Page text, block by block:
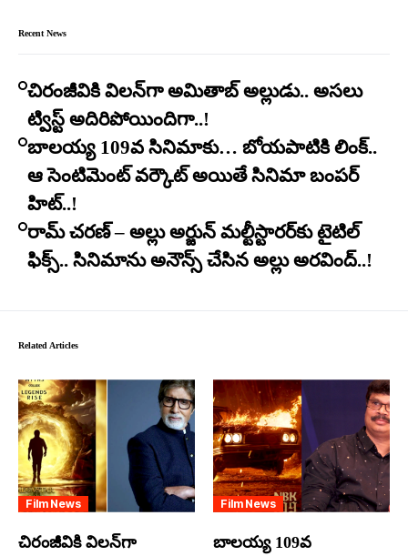
Recent News
చిరంజీవికి విలన్‌గా అమితాబ్ అల్లుడు.. అసలు
ట్విస్ట్ అదిరిపోయిందిగా..!
బాలయ్య 109వ సినిమాకు… బోయపాటికి లింక్..
ఆ సెంటిమెంట్ వర్కౌట్ అయితే సినిమా బంపర్
హిట్..!
రామ్ చరణ్ – అల్లు అర్జున్ మల్టీస్టారర్​కు టైటిల్
ఫిక్స్.. సినిమాను అనౌన్స్ చేసిన అల్లు అరవింద్..!
Related Articles
Film News
చిరంజీవికి విలన్‌గా
Film News
బాలయ్య 109వ